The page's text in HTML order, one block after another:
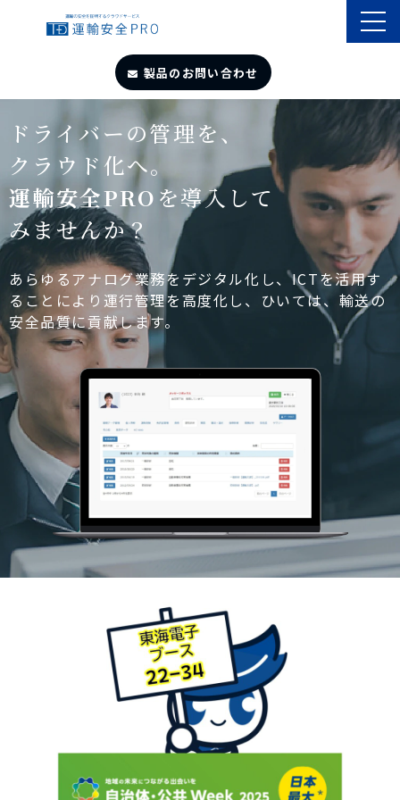
製品のお問い合わせ
TOP
導入事例
製品・サービス
自動点呼
遠隔点呼
お役立ちサイト
ドライバーの管理を、
クラウド化へ。
運輸安全PRO を導入して
みませんか？
あらゆるアナログ業務をデジタル化し、ICTを活用す
ることにより運行管理を高度化し、ひいては、輸送の
安全品質に貢献します。